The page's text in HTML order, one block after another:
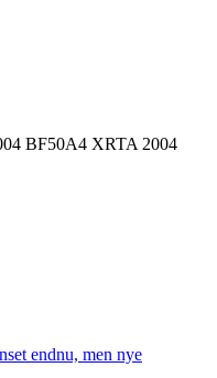
BF50A4 XRTA 2004
endnu, men nye